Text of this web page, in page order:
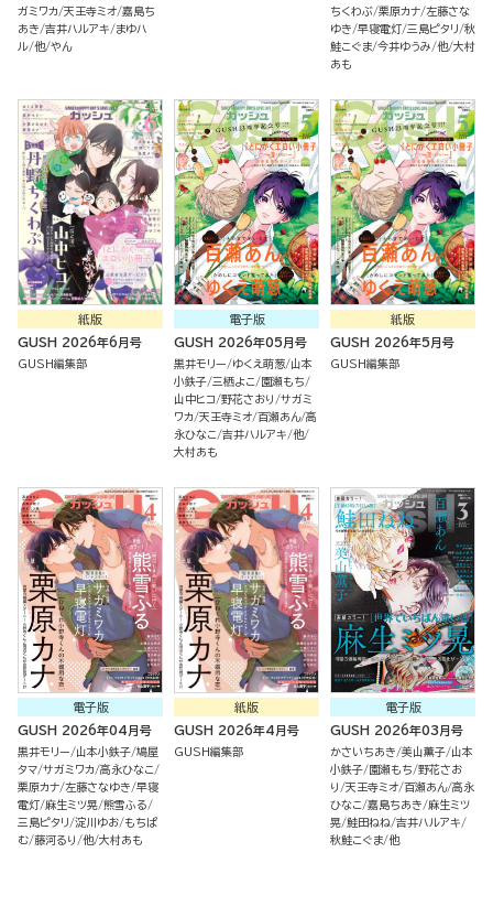
ガミワカ 天王寺ミオ 嘉島ち
あき 吉井ハルアキ
まゆハ
ル 他 やん
ちくわぶ 栗原カナ 左藤さな
ゆき 早寝電灯 三島ピタリ
秋
鮭こぐま 今井ゆうみ 他 大村
あも
紙版
GUSH 2026年6月号
GUSH編集部
電子版
GUSH 2026年05月号
黒井モリー ゆくえ萌葱 山本
小鉄子 三栖よこ
園瀬もち
山中ヒコ 野花さおり
サガミ
ワカ 天王寺ミオ 百瀬あん 高
永ひなこ 吉井ハルアキ 他
大村あも
紙版
GUSH 2026年5月号
GUSH編集部
電子版
GUSH 2026年04月号
黒井モリー 山本小鉄子 鳩屋
タマ サガミワカ 高永ひなこ
栗原カナ 左藤さなゆき 早寝
電灯 麻生ミツ晃 熊雪ふる
三島ピタリ
淀川ゆお もちぱ
む 藤河るり 他 大村あも
紙版
GUSH 2026年4月号
GUSH編集部
電子版
GUSH 2026年03月号
かさいちあき 美山薫子 山本
小鉄子 園瀬もち 野花さお
り
天王寺ミオ 百瀬あん 高永
ひなこ 嘉島ちあき
麻生ミツ
晃 鮭田ねね 吉井ハルアキ
秋鮭こぐま 他